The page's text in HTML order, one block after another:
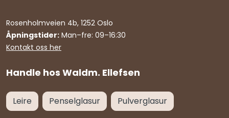
Handle hos Waldm. Ellefsen
Rosenholmveien 4b, 1252 Oslo
Åpningstider: Man–fre: 09–16:30
Kontakt oss her
Leire Penselglasur Pulverglasur